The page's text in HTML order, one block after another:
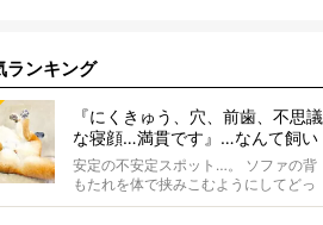
ランキング
『にくきゅう、穴、前歯、不思議
な寝顔…満貫です』…なんて飼い
主さんを言わしめた柴犬の謎すぎ
る寝相がコチラです。
安定の不安定スポット…。 ソファの背
もたれを体で挟みこむようにしてどっ
かり。そしてだらーんと足を垂直に落